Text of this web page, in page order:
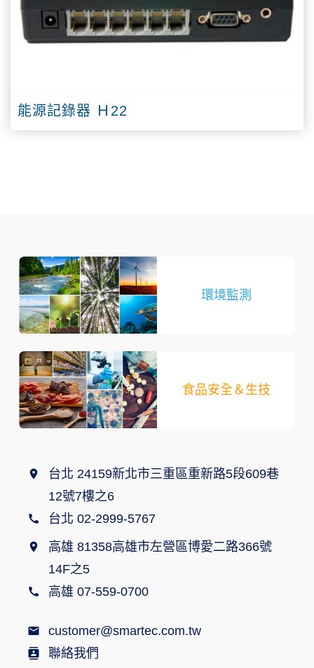
能源記錄器 Ｈ22
環境監測
食品安全＆生技
台北 24159新北市三重區重新路5段609巷
12號7樓之6
台北 02-2999-5767
高雄 81358高雄市左營區博愛二路366號
14F之5
高雄 07-559-0700
customer@smartec.com.tw
聯絡我們